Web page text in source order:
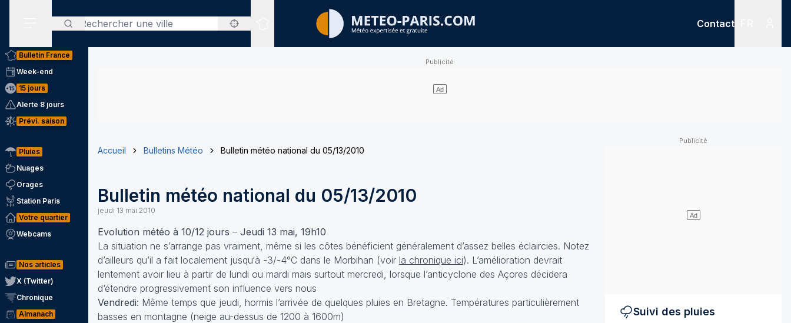
Rechercher
Sites expertisés
Contact
Bulletin France
Week-end
15 jours
Alerte 8 jours
Prévi. saison
Pluies
Nuages
Orages
Station Paris
Votre quartier
Webcams
Nos articles
X (Twitter)
Chronique
Almanach
Accueil Bulletins Météo Bulletin météo national du 05/13/2010
Bulletin météo national du 05/13/2010
jeudi 13 mai 2010
Evolution météo à 10/12 jours – Jeudi 13 mai, 19h10
La situation ne s’arrange pas vraiment, même si les côtes bénéficient généralement d’assez belles éclaircies. Notez
d’ailleurs qu’il a fait localement jusqu‘à -3/-4°C dans le Morbihan (voir la chronique ici). L’amélioration devrait
lentement avoir lieu à partir de lundi ou mardi mais surtout mercredi, lorsque l’anticyclone des Açores décidera
d‘étendre progressivement son influence vers nous
Vendredi: Même temps que jeudi, hormis l’arrivée de quelques pluies en Bretagne. Températures particulièrement
basses en montagne (neige au-dessus de 1200 à 1600m)
Suivi des pluies